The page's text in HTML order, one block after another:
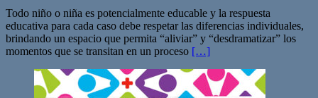
Todo niño o niña es potencialmente educable y la respuesta
educativa para cada caso debe respetar las diferencias individuales,
brindando un espacio que permita “aliviar” y “desdramatizar” los
momentos que se transitan en un proceso […]